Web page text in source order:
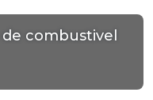
combustivel